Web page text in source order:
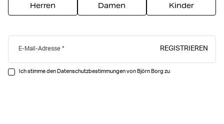
Herren Damen Kinder
E-Mail-Adresse REGISTRIEREN
Ich stimme den Datenschutzbestimmungen von Björn Borg zu